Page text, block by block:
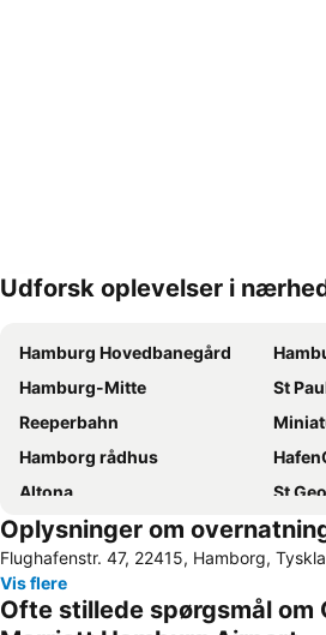
Udvid kort
Udforsk oplevelser i
Hamburg Hovedbanegård
Hamburg-Mitte
St
Reeperbahn
Hamborg rådhus
Altona
St
Neustadt
Hamburg-Altstadt
Barclaycard Arena
Oplysninger om
Flughafenstr. 47, 22415, Hamborg,
Vis flere
Ofte stillede spørgsmål om